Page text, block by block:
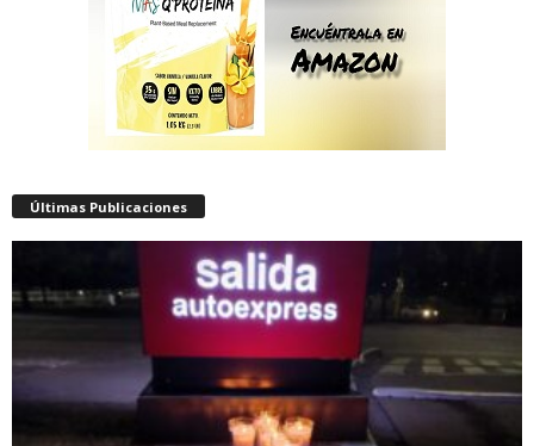
Últimas Publicaciones